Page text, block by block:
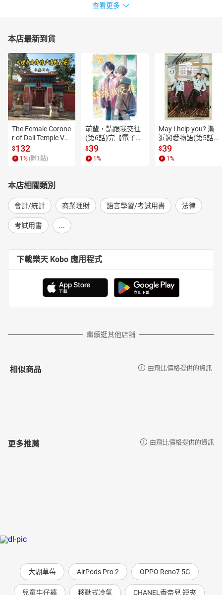
查看更多
本店最新到貨
The Female Corone
r of Dali Temple Vo
l.6【有聲書】
$132
1 % (賺1 點)
前輩，請跟我交往
(第6話)完【電子
書】
$39
1 %
May I help you? 漸
近戀愛物語(第5話)
【電子書】
$39
1 %
本店相關類別
會計/統計 商業理財 語言學習/考試用書 法律
考試用書 ...
下載樂天 Kobo 應用程式
繼續逛其他店舖
相似商品 由飛比價格提供的資訊
更多推薦 由飛比價格提供的資訊
大湖草莓 AirPods Pro 2 OPPO Reno7 5G
兒童牛仔褲 移動式冷氣 CHANEL香奈兒 短夾